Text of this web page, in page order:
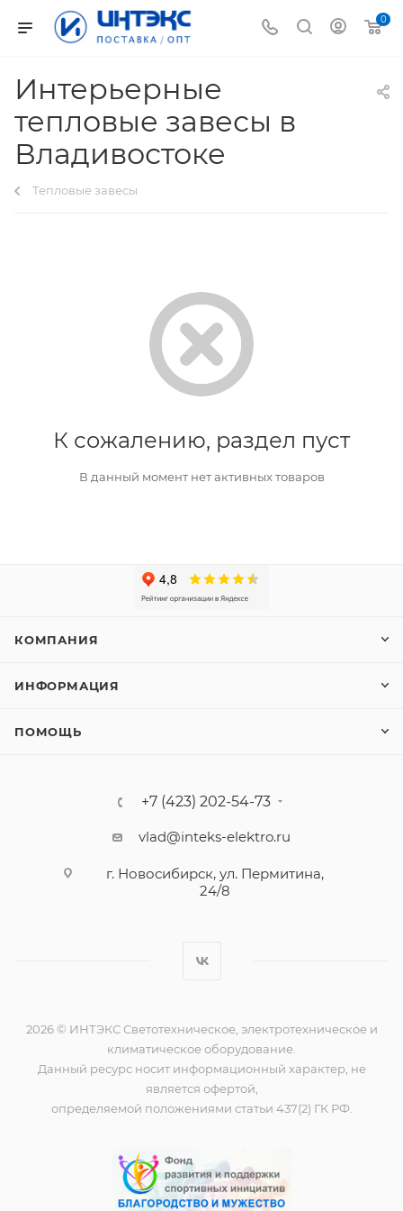
0
Интерьерные
тепловые завесы в
Владивостоке
Тепловые завесы
К сожалению, раздел пуст
В данный момент нет активных товаров
КОМПАНИЯ
ИНФОРМАЦИЯ
ПОМОЩЬ
+7 (423) 202-54-73
vlad@inteks-elektro.ru
г. Новосибирск, ул. Пермитина,
24/8
2026 © ИНТЭКС Светотехническое, электротехническое и
климатическое оборудование.
Данный ресурс носит информационный характер, не
является офертой,
определяемой положениями статьи 437(2) ГК РФ.